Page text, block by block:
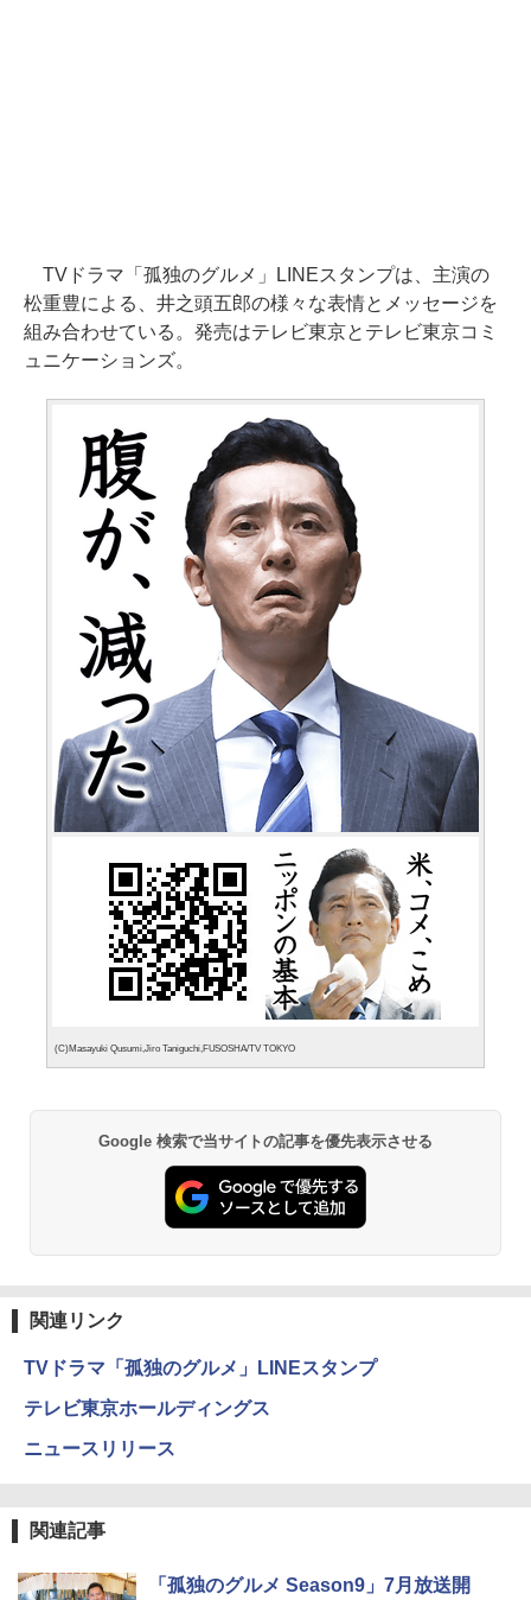
TVドラマ「孤独のグルメ」LINEスタンプは、主演の
松重豊による、井之頭五郎の様々な表情とメッセージを
組み合わせている。発売はテレビ東京とテレビ東京コミ
ュニケーションズ。
(C)Masayuki Qusumi,Jiro Taniguchi,FUSOSHA/TV TOKYO
Google 検索で当サイトの記事を優先表示させる
関連リンク
TVドラマ「孤独のグルメ」LINEスタンプ
テレビ東京ホールディングス
ニュースリリース
関連記事
「孤独のグルメ Season9」7月放送開